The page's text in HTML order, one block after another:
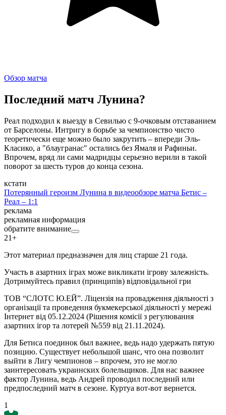
Обзор матча
Последний матч Лунина?
Реал подходил к выезду в Севилью с 9-очковым отставанием
от Барселоны. Интригу в борьбе за чемпионство чисто
теоретически еще можно было закрутить – впереди Эль-
Класико, а "блаугранас" остались без Ямаля и Рафиньи.
Впрочем, вряд ли сами мадридцы серьезно верили в такой
поворот за шесть туров до конца сезона.
кстати
Потерянный героизм Лунина в видеообзоре матча Бетис –
Реал – 1:1
реклама
рекламная информация
обратите внимание
21+
Этот материал предназначен для лиц старше 21 года.
Участь в азартних іграх може викликати ігрову залежність.
Дотримуйтесь правил (принципів) відповідальної гри
ТОВ “СЛОТС Ю.ЕЙ”. Ліцензія на провадження діяльності з
організації та проведення букмекерської діяльності у мережі
Інтернет від 05.12.2024 (Рішення комісії з регулювання
азартних ігор та лотерей №559 від 21.11.2024).
Для Бетиса поединок был важнее, ведь надо удержать пятую
позицию. Существует небольшой шанс, что она позволит
выйти в Лигу чемпионов – впрочем, это не могло
заинтересовать украинских болельщиков. Для нас важнее
фактор Лунина, ведь Андрей проводил последний или
предпоследний матч в сезоне. Куртуа вот-вот вернется.
1